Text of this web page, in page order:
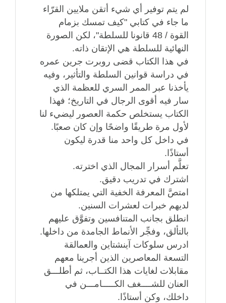
لم يتم توفير أي شيء أتقن ملايين القرّاء
ما جاء في كتابي "كيف تمسك بزمام
القوة / 48 قانونا للسلطة"، لكن الصورة
النهائية للسلطة هي الإتقان ذاته.
في هذا الكتاب قضى روبرت جرين عمره
في دراسة قوانين السلطة والتأثير، وفيه
يأخذنا عبر الممر السري للعظمة الذي
سار فيه أقوى الرجال في التاريخ؛ فهذا
الكتاب يستخلص حكمة العصور ليضيء لنا
لأول مرة طريقًا واضحًا وإن كان صعبًا.
في داخل كل واحد منا قدرة ليكون
أستاذًا.
تعلَّم أسرار المجال الذي اخترته.
اشترك في تدريب دقيق.
امتصَّ المعرفة الخفية التي يمتلكها من
لديهم خبرات لعشرات السنين.
انطلق بجانب المتنافسين وتفوَّق عليهم
بالتألق، وفجِّر الأنماط الجامدة من داخلها.
ادرس سلوكات آينشتاين والعمالقة
التسعة المعاصرين الذين أجرينا معهم
مقابلات لغايات هذا الكتــاب، ثم أطلـــق
العنان للشــــغف الكـــــامـــن في
داخلك، وكن أستاذًا.